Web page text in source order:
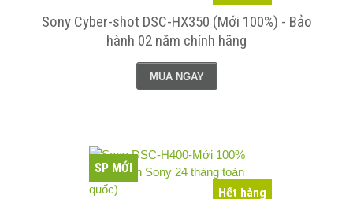
Sony Cyber-shot DSC-HX350 (Mới 100%) - Bảo
hành 02 năm chính hãng
MUA NGAY
Hết hàng
SP MỚI